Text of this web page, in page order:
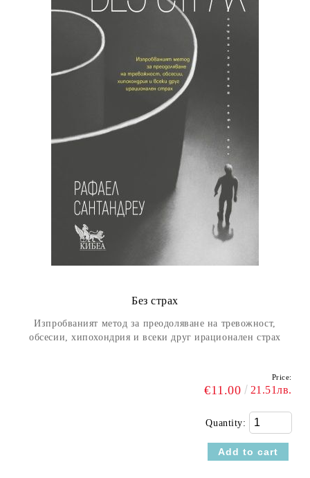
Без страх
Изпробваният метод за преодоляване на тревожност,
обсесии, хипохондрия и всеки друг ирационален страх
Price:
€11.00 21.51лв.
Quantity: